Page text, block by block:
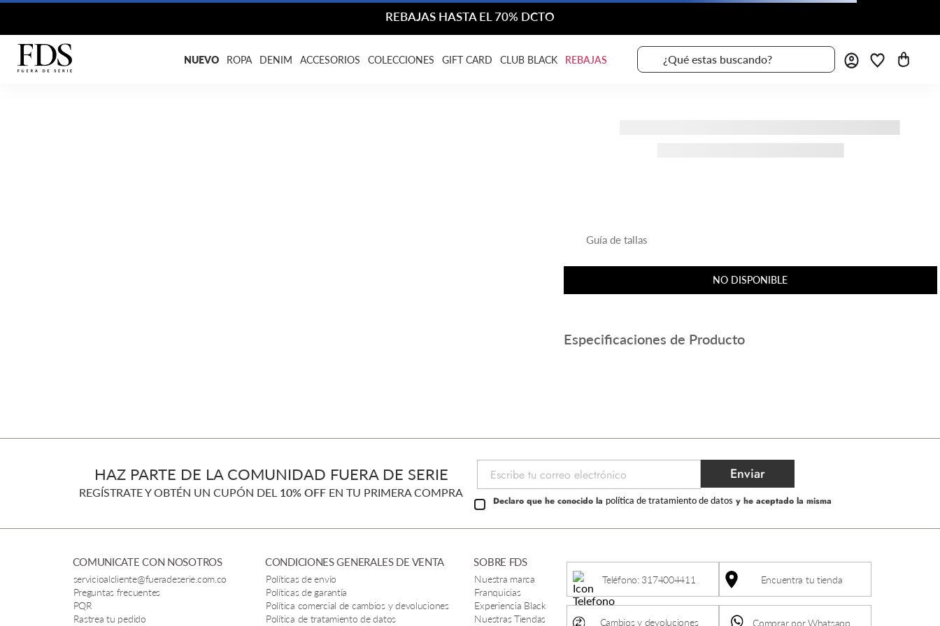
REBAJAS HASTA EL 70% DCTO
¿Qué estas buscando?
NUEVO ROPA DENIM ACCESORIOS COLECCIONES GIFT CARD CLUB BLACK REBAJAS
Guía de tallas
NO DISPONIBLE
Especificaciones de Producto
HAZ PARTE DE LA COMUNIDAD FUERA DE SERIE
REGÍSTRATE Y OBTÉN UN CUPÓN DEL 10% OFF EN TU PRIMERA COMPRA
Enviar
Declaro que he conocido lapolítica de tratamiento de datos y he aceptado la misma
COMUNICATE CON NOSOTROS
servicioalcliente@fueradeserie.com.co
Preguntas frecuentes
PQR
Rastrea tu pedido
CONDICIONES GENERALES DE VENTA
Políticas de envío
Políticas de garantía
Política comercial de cambios y devoluciones
Política de tratamiento de datos
SOBRE FDS
Nuestra marca
Franquicias
Experiencia Black
Nuestras Tiendas
Teléfono: 3174004411
Cambios y devoluciones
Encuentra tu tienda
Comprar por Whatsapp